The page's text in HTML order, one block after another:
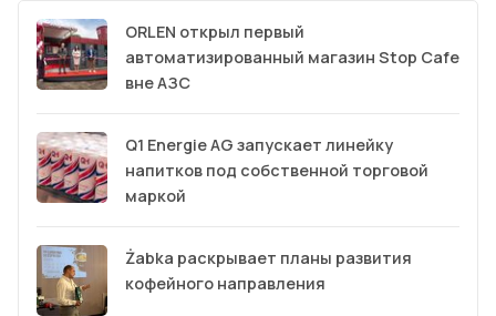
ORLEN открыл первый
автоматизированный магазин Stop Cafe
вне АЗС
Q1 Energie AG запускает линейку
напитков под собственной торговой
маркой
Żabka раскрывает планы развития
кофейного направления